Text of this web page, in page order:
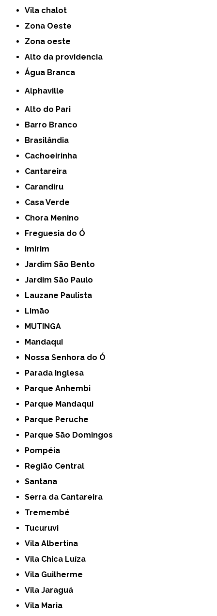
Vila chalot
Zona Oeste
Zona oeste
alto da providencia
Água Branca
Alphaville
Alto do Pari
Barro Branco
Brasilândia
Cachoeirinha
Cantareira
Carandiru
Casa Verde
Chora Menino
Freguesia do Ó
Imirim
Jardim São Bento
Jardim São Paulo
Lauzane Paulista
Limão
MUTINGA
Mandaqui
Nossa Senhora do Ó
Parada Inglesa
Parque Anhembi
Parque Mandaqui
Parque Peruche
Parque São Domingos
Pompéia
Região Central
Santana
Serra da Cantareira
Tremembé
Tucuruvi
Vila Albertina
Vila Chica Luíza
Vila Guilherme
Vila Jaraguá
Vila Maria